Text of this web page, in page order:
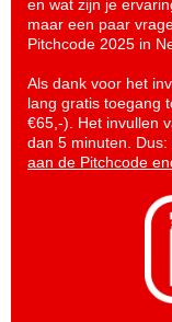
en wat zijn je
maar een paar
Pitchcode 2025 in
Als dank voor het
lang gratis toegang
€65,-). Het invullen
dan 5 minuten.
aan de Pitchcode